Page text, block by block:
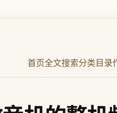
首页全文搜索分类目录